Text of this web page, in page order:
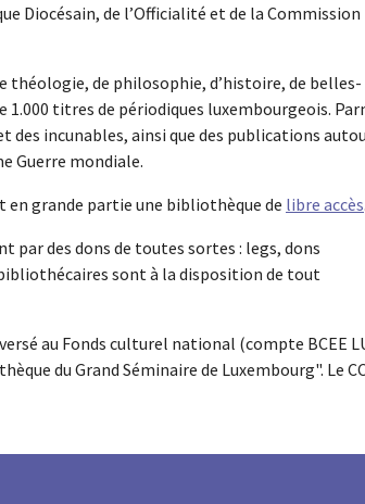
Diocésain, de l’Officialité et de la Commission
théologie, de philosophie, d’histoire, de belles-
titres de périodiques luxembourgeois.
des incunables, ainsi que des publications
Guerre mondiale.
en grande partie une bibliothèque de libre accès.
par des dons de toutes sortes : legs, dons
sont à la disposition de tout
au Fonds culturel national (compte BCEE
du Grand Séminaire de Luxembourg". Le